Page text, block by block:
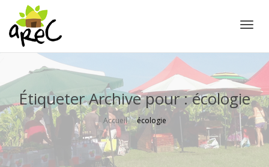
Étiqueter Archive pour : écologie
Accueil écologie